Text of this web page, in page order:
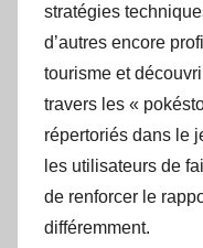
stratégies
d’autres encore
tourisme et
travers les «
répertoriés dans le
les utilisateurs de
de renforcer le
différemment.